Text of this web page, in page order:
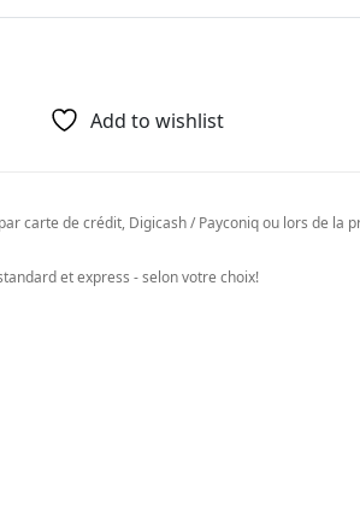
Add to wishlist
carte de crédit, Digicash / Payconiq ou lors de la
et express - selon votre choix!